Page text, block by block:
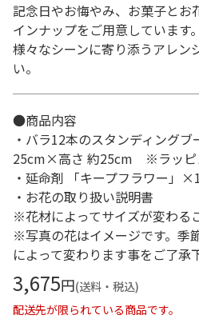
記念日やお悔やみ、お菓子とお
インナップをご用意しています。
様々なシーンに寄り添うアレン
い。
●商品内容
・バラ12本のスタンディング
25cm×高さ 約25cm ※ラッピ
・延命剤 「キープフラワー」
・お花の取り扱い説明書
※花材によってサイズが変わる
※写真の花はイメージです。季
によって変わります事をご了承
3,675円(送料・税込)
配送先が限られている商品です。